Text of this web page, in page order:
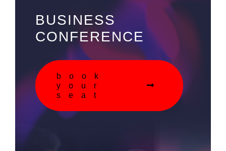
BUSINESS
CONFERENCE
book
your
seat